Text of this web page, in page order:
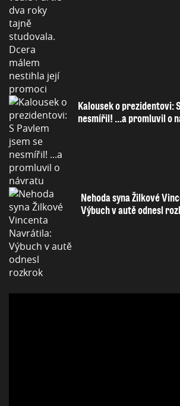
Kalousek o prezidentovi:
nesmířil! ...a promluvil o
Nehoda syna Žilkové
Výbuch v autě odnesl